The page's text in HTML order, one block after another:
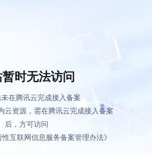
暂时无法访问
在腾讯云完成接入备案
云资源，需在腾讯云完成接入备案
后，方可访问
互联网信息服务备案管理办法》